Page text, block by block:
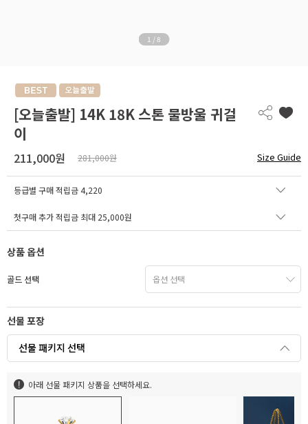
1 /8
[오늘출발] 14K 18K 스톤 물방울 귀걸
이
211,000원 281,000원 Size Guide
등급별 구매 적립금4,220
첫구매 추가 적립금 최대 25,000원
상품 옵션
골드 선택
선물 포장
선물 패키지 선택
아래 선물 패키지 상품을 선택하세요.